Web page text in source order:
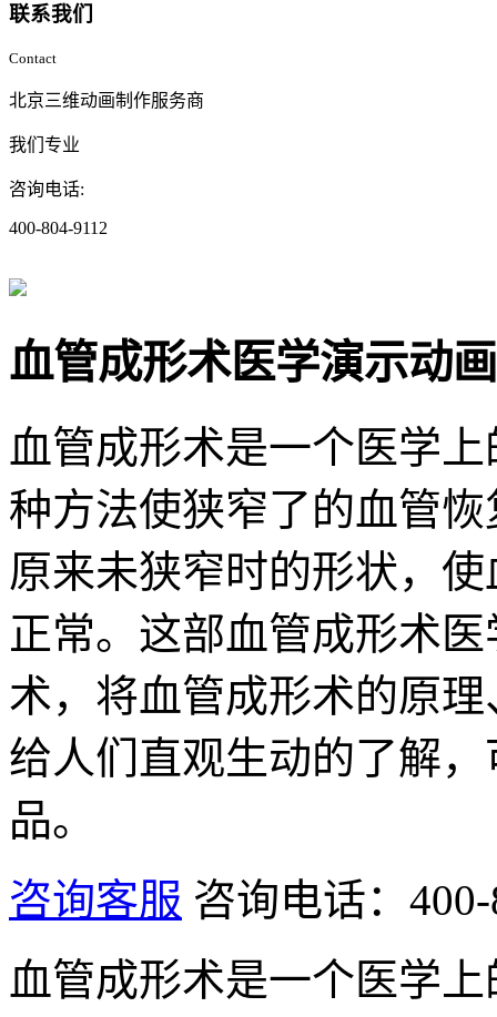
联系我们
Contact
北京三维动画制作服务商
我们专业
咨询电话:
400-804-9112
血管成形术医学演示动画
血管成形术是一个医学
种方法使狭窄了的血管
原来未狭窄时的形状，
正常。这部血管成形术
术，将血管成形术的原
给人们直观生动的了解
品。
咨询客服 咨询电话：
血管成形术是一个医学